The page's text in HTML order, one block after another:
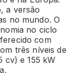
a versão
no mundo. O
no ciclo
com
três níveis de
cv) e 155 kW